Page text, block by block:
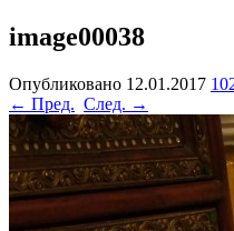
image00038
Опубликовано 12.01.2017
← Пред. След. →